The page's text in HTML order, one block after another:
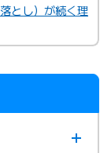
とし）が続く理